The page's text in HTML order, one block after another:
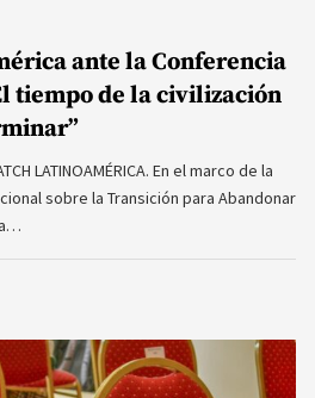
ante la Conferencia
tiempo de la civilización
LATINOAMÉRICA. En el marco de la
sobre la Transición para Abandonar